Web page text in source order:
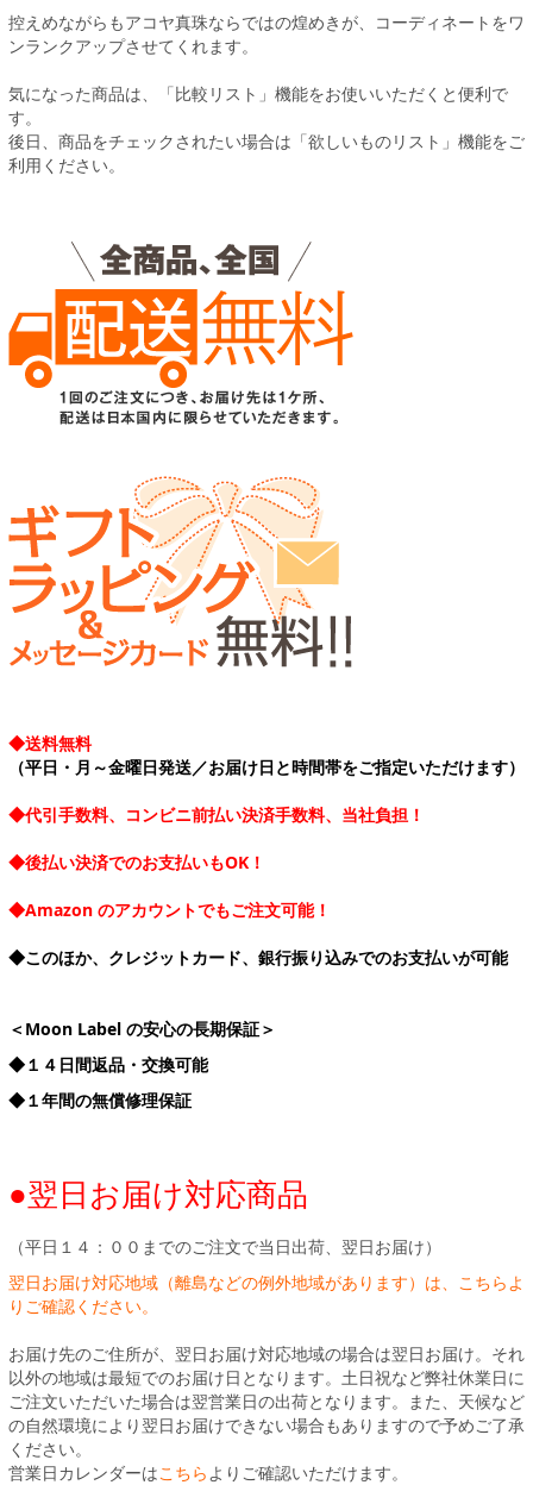
控えめながらもアコヤ真珠ならではの煌めきが、コーディネートをワ
ンランクアップさせてくれます。
気になった商品は、「比較リスト」機能をお使いいただくと便利で
す。
後日、商品をチェックされたい場合は「欲しいものリスト」機能をご
利用ください。
◆送料無料
（平日・月～金曜日発送／お届け日と時間帯をご指定いただけます）
◆代引手数料、コンビニ前払い決済手数料、当社負担！
◆後払い決済でのお支払いもOK！
◆Amazon のアカウントでもご注文可能！
◆このほか、クレジットカード、銀行振り込みでのお支払いが可能
＜Moon Label の安心の長期保証＞
◆１４日間返品・交換可能
◆１年間の無償修理保証
●翌日お届け対応商品
（平日１４：００までのご注文で当日出荷、翌日お届け）
翌日お届け対応地域（離島などの例外地域があります）は、こちらよ
りご確認ください。
お届け先のご住所が、翌日お届け対応地域の場合は翌日お届け。それ
以外の地域は最短でのお届け日となります。土日祝など弊社休業日に
ご注文いただいた場合は翌営業日の出荷となります。また、天候など
の自然環境により翌日お届けできない場合もありますので予めご了承
ください。
営業日カレンダーはこちら よりご確認いただけます。